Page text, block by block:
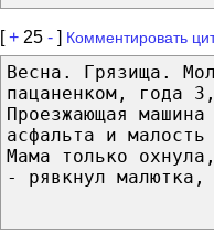
[+ 25 - ] Комментировать
Весна. Грязища.
пацаненком, года
Проезжающая
асфальта и
Мама только
- рявкнул малютка,